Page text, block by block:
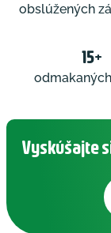
obslúžených
15+
Vyskúšajte